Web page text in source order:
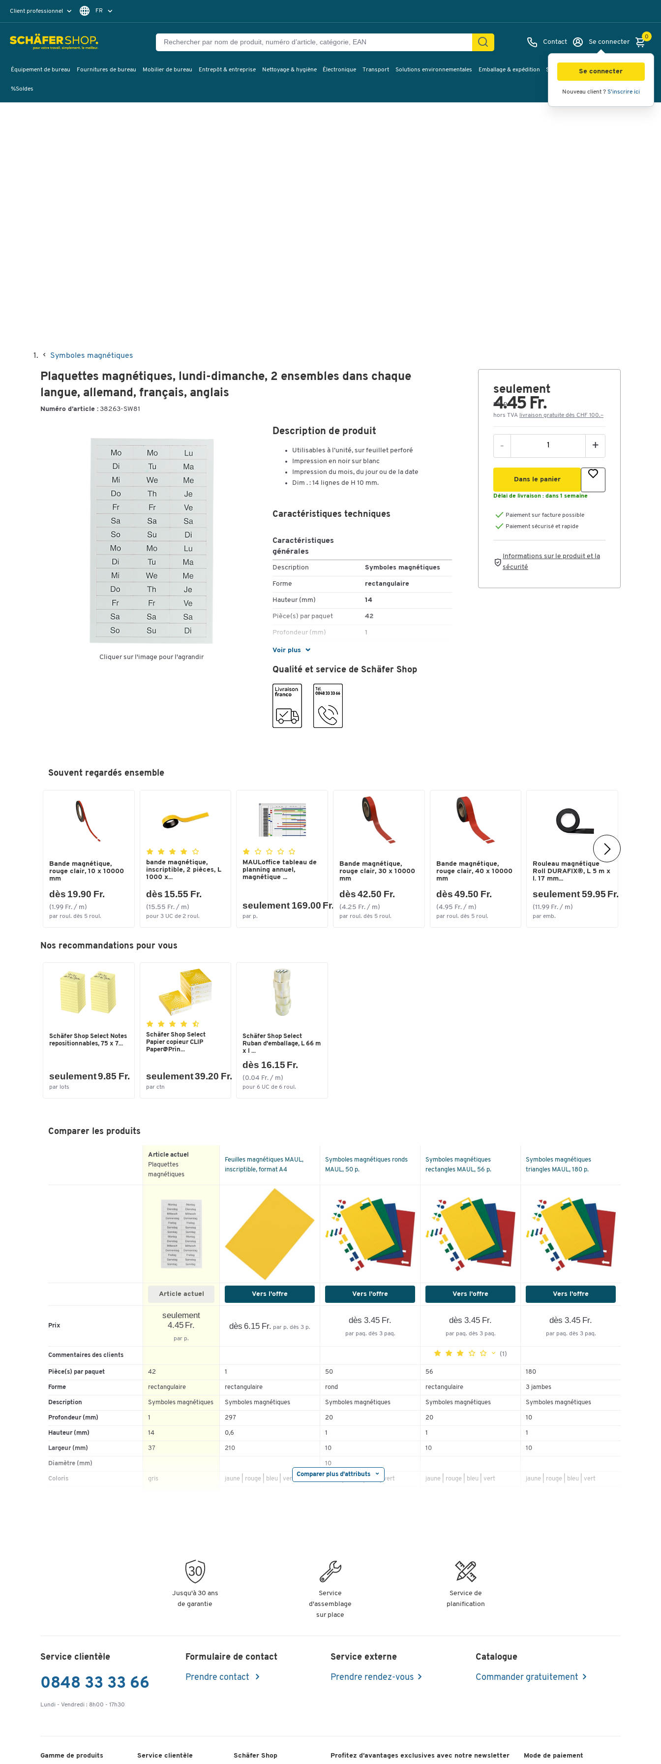
Client professionnel FR
EN Contact Se connecter
Se connecter
Nouveau client ? S'inscrire ici
0
Équipement de bureau Fournitures de bureau Mobilier de bureau Entrepôt & entreprise Nettoyage & hygiène Électronique Transport Solutions environnementales Emballage & expédition Service & Planification Inspirations
%Soldes
Symboles magnétiques
Plaquettes magnétiques, lundi-dimanche, 2 ensembles dans chaque
langue, allemand, français, anglais
Numéro d’article : 38263-SW81
Cliquer sur l'image pour l'agrandir
Description de produit
Utilisables à l’unité, sur feuillet perforé
Impression en noir sur blanc
Impression du mois, du jour ou de la date
Dim . : 14 lignes de H 10 mm.
Voir plus
Caractéristiques techniques
Caractéristiques
générales
Description Symboles magnétiques
Forme rectangulaire
Hauteur (mm) 14
Pièce(s) par paquet 42
Profondeur (mm) 1
Couleurs
Coloris gris
Dimensions
Largeur (mm)
Qualité et service de Schäfer Shop
seulement
4.45 Fr.
par p.
hors TVA livraison gratuite dès CHF 100.–
- +
Dans le panier
Délai de livraison : dans 1 semaine
Paiement sur facture possible
Paiement sécurisé et rapide
Informations sur le produit et la
sécurité
Souvent regardés ensemble
Bande magnétique,
rouge clair, 10 x 10000
mm
dès 19.90 Fr.
(1.99 Fr. / m)
par roul. dès 5 roul.
bande magnétique,
inscriptible, 2 pièces, L
1000 x...
dès 15.55 Fr.
(15.55 Fr. / m)
pour 3 UC de 2 roul.
MAULoffice tableau de
planning annuel,
magnétique ...
seulement 169.00 Fr.
par p.
Bande magnétique,
rouge clair, 30 x 10000
mm
dès 42.50 Fr.
(4.25 Fr. / m)
par roul. dès 5 roul.
Bande magnétique,
rouge clair, 40 x 10000
mm
dès 49.50 Fr.
(4.95 Fr. / m)
par roul. dès 5 roul.
Rouleau magnétique
Roll DURAFIX®, L 5 m x
l. 17 mm...
seulement 59.95 Fr.
(11.99 Fr. / m)
par emb.
Nos recommandations pour vous
Schäfer Shop Select Notes
repositionnables, 75 x 7...
seulement 9.85 Fr.
par lots
Schäfer Shop Select
Papier copieur CLIP
Paper@Prin...
seulement 39.20 Fr.
par ctn
Schäfer Shop Select
Ruban d'emballage, L 66 m
x l ...
dès 16.15 Fr.
(0.04 Fr. / m)
pour 6 UC de 6 roul.
Comparer les produits
Comparer plus d'attributs
Article actuel
Plaquettes
magnétiques
Feuilles magnétiques MAUL,
inscriptible, format A4
Symboles magnétiques ronds
MAUL, 50 p.
Symboles magnétiques
rectangles MAUL, 56 p.
Symboles magnétiques
triangles MAUL, 180 p.
Article actuel Vers l'offre Vers l'offre Vers l'offre Vers l'offre
Prix
seulement
4.45 Fr.
par p.
dès 6.15 Fr. par p. dès 3 p.
dès 3.45 Fr.
par paq. dès 3 paq.
dès 3.45 Fr.
par paq. dès 3 paq.
dès 3.45 Fr.
par paq. dès 3 paq.
Commentaires des clients (1)
Pièce(s) par paquet 42 1 50 56 180
Forme rectangulaire rectangulaire rond rectangulaire 3 jambes
Description Symboles magnétiques Symboles magnétiques Symboles magnétiques Symboles magnétiques Symboles magnétiques
Profondeur (mm) 1 297 20 20 10
Hauteur (mm) 14 0,6 1 1 1
Largeur (mm) 37 210 10 10 10
Diamètre (mm) 10
Coloris gris jaune | rouge | bleu | vert jaune | rouge | bleu | vert jaune | rouge | bleu | vert jaune | rouge | bleu | vert
Images Vidéos Vue à 360
Jusqu'à 30 ans
de garantie
Service
d'assemblage
sur place
Service de
planification
Service clientèle
0848 33 33 66
Lundi - Vendredi : 8h00 - 17h30
Formulaire de contact
Prendre contact
Service externe
Prendre rendez-vous
Catalogue
Commander gratuitement
Gamme de produits Service clientèle Schäfer Shop Profitez d’avantages exclusives avec notre newsletter Mode de paiement